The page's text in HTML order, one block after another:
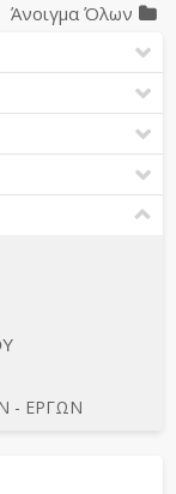
Άνοιγμα Όλων
ΣΥΜΜΕΤΟΧΗΣ
- ΕΡΓΩΝ